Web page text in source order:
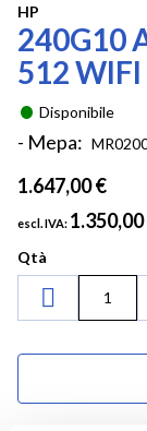
Vai
all'inizio
della
galleria
immagini
HP
240G10
512
1.647,00 €
Disponibile
- Mepa:
Qtà